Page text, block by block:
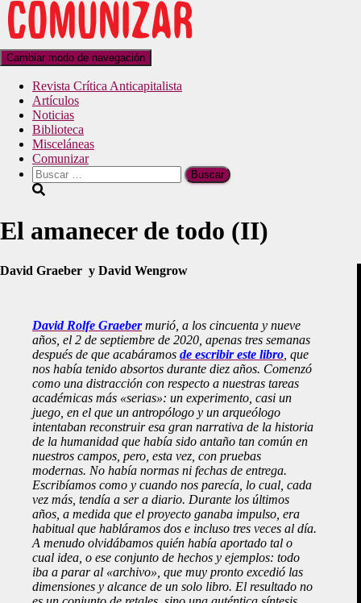
Cambiar modo de navegación
Revista Crítica Anticapitalista
Artículos
Noticias
Biblioteca
Misceláneas
Comunizar
El amanecer de todo (II)
David Graeber y David Wengrow
David Rolfe Graebermurió, a los cincuenta y nueve
años, el 2 de septiembre de 2020, apenas tres semanas
después de que acabáramos de escribir este libro , que
nos había tenido absortos durante diez años. Comenzó
como una distracción con respecto a nuestras tareas
académicas más «serias»: un experimento, casi un
juego, en el que un antropólogo y un arqueólogo
intentaban reconstruir esa gran narrativa de la historia
de la humanidad que había sido antaño tan común en
nuestros campos, pero, esta vez, con pruebas
modernas. No había normas ni fechas de entrega.
Escribíamos como y cuando nos parecía, lo cual, cada
vez más, tendía a ser a diario. Durante los últimos
años, a medida que el proyecto ganaba impulso, era
habitual que habláramos dos e incluso tres veces al día.
A menudo olvidábamos quién había aportado tal o
cual idea, o ese conjunto de hechos y ejemplos: todo
iba a parar al «archivo», que muy pronto excedió las
dimensiones y alcance de un solo libro. El resultado no